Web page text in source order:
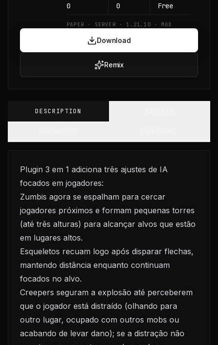
0 0 Free
PAPER · SERVER · 1.21.10 · MOD
Download
Remix
DESCRIPTION
Plugin 3 em 1 adiciona três ajustes de IA
focados em jogadores:
Zumbis agora se espalham para cercar
jogadores próximos e formam pequenas torres
(até três alturas) para alcançar alvos que estão
em lugares altos.
Esqueletos recuam logo após disparar flechas,
mantendo distância enquanto continuam
focados no alvo.
Creepers seguram a explosão até perceberem
que o jogador está distraído (olhando para
outro lugar, ocupado com outros mobs ou
acabando de levar dano); se a distração não